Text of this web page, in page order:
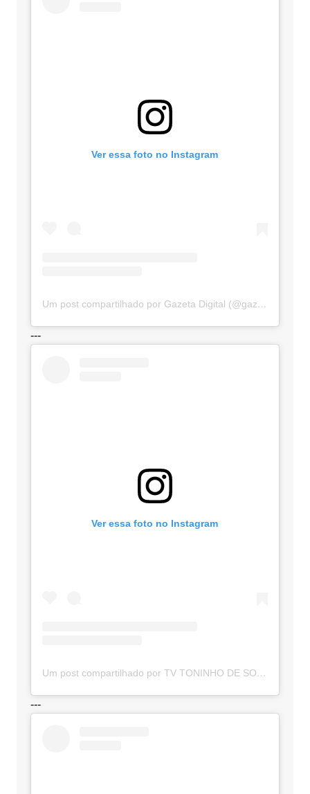
Ver essa foto no Instagram
Um post compartilhado por Gazeta Digital (@gazetadigital)
---
Ver essa foto no Instagram
Um post compartilhado por TV TONINHO DE SOUZA (@toninhodesouzamt)
---